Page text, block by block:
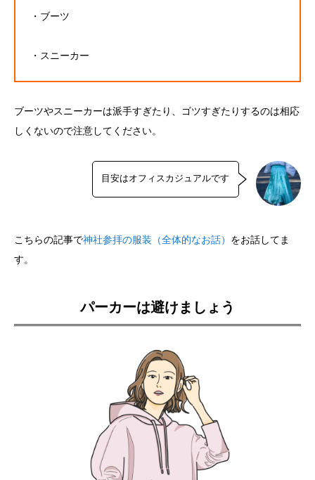
・ブーツ
・スニーカー
ブーツやスニーカーは派手すぎたり、ゴツすぎたりするのは相応
しくないので注意してください。
目安はオフィスカジュアルです
こちらの記事で神社参拝の服装（全体的なお話） をお話してま
す。
パーカーは避けましょう